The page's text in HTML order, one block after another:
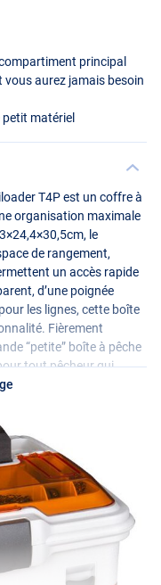
principal
vous aurez jamais besoin
matériel
T4P est un coffre à
organisation maximale
le
de rangement,
un accès rapide
d’une poignée
les lignes, cette boîte
Fièrement
“petite” boîte à pêche
tout pêcheur qui